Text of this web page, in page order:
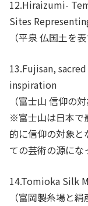
12.Hiraizumi-
Sites
（平泉 仏国土を
13.Fujisan,
inspiration
（富士山 信仰の
※富士山は日本で
的に信仰の対象と
ての芸術の源にな
14.Tomioka Silk
（富岡製糸場と絹